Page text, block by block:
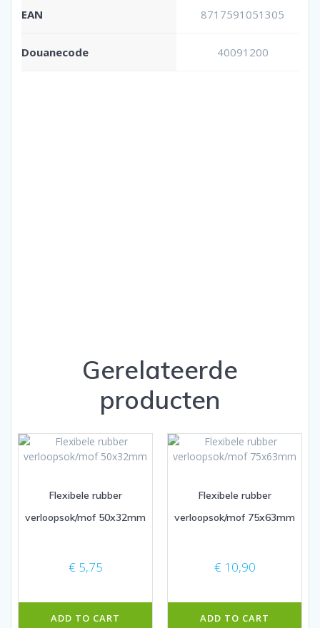
EAN 8717591051305
Douanecode 40091200
Gerelateerde
producten
Flexibele rubber
verloopsok/mof 50x32mm
€ 5,75
ADD TO CART
Flexibele rubber
verloopsok/mof 75x63mm
€ 10,90
ADD TO CART